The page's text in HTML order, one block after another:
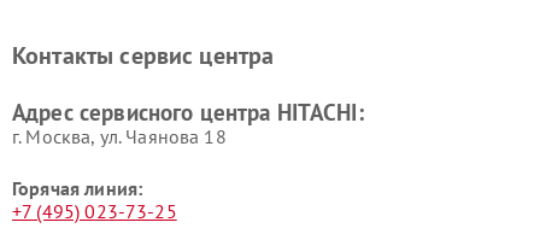
данных HITACHI
HITACHI
HITACHI
HITACHI
Контакты сервис центра
Адрес сервисного центра HITACHI:
г. Москва, ул. Чаянова 18
Горячая линия:
+7 (495) 023-73-25